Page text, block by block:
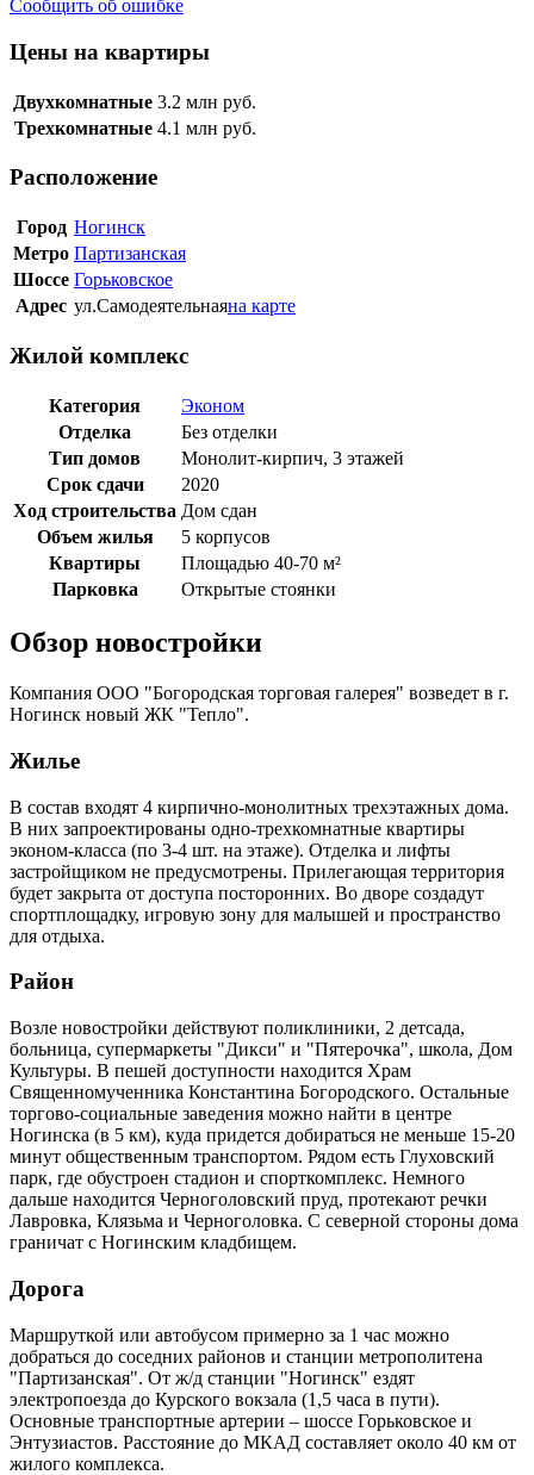
Сообщить об ошибке
Цены на квартиры
Двухкомнатные 3.2 млн руб.
Трехкомнатные 4.1 млн руб.
Расположение
Город Ногинск
Метро Партизанская
Шоссе Горьковское
Адрес ул.Самодеятельнаяна карте
Жилой комплекс
Категория
Эконом
Отделка
Без отделки
Тип домов
Монолит-кирпич, 3 этажей
Срок сдачи
2020
Ход строительства Дом сдан
Объем жилья
5 корпусов
Квартиры
Площадью 40-70 м²
Парковка
Открытые стоянки
Обзор новостройки
Компания ООО "Богородская торговая галерея" возведет в г.
Ногинск новый ЖК "Тепло".
Жилье
В состав входят 4 кирпично-монолитных трехэтажных дома.
В них запроектированы одно-трехкомнатные квартиры
эконом-класса (по 3-4 шт. на этаже). Отделка и лифты
застройщиком не предусмотрены. Прилегающая территория
будет закрыта от доступа посторонних. Во дворе создадут
спортплощадку, игровую зону для малышей и пространство
для отдыха.
Район
Возле новостройки действуют поликлиники, 2 детсада,
больница, супермаркеты "Дикси" и "Пятерочка", школа, Дом
Культуры. В пешей доступности находится Храм
Священномученника Константина Богородского. Остальные
торгово-социальные заведения можно найти в центре
Ногинска (в 5 км), куда придется добираться не меньше 15-20
минут общественным транспортом. Рядом есть Глуховский
парк, где обустроен стадион и спорткомплекс. Немного
дальше находится Черноголовский пруд, протекают речки
Лавровка, Клязьма и Черноголовка. С северной стороны дома
граничат с Ногинским кладбищем.
Дорога
Маршруткой или автобусом примерно за 1 час можно
добраться до соседних районов и станции метрополитена
"Партизанская". От ж/д станции "Ногинск" ездят
электропоезда до Курского вокзала (1,5 часа в пути).
Основные транспортные артерии – шоссе Горьковское и
Энтузиастов. Расстояние до МКАД составляет около 40 км от
жилого комплекса.